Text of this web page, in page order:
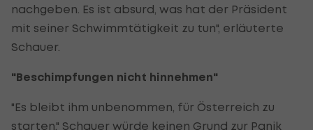
nachgeben. Es ist absurd, was hat der Präsident
mit seiner Schwimmtätigkeit zu tun", erläuterte
Schauer.
"Beschimpfungen nicht hinnehmen"
"Es bleibt ihm unbenommen, für Österreich zu
starten." Schauer würde keinen Grund zur Panik